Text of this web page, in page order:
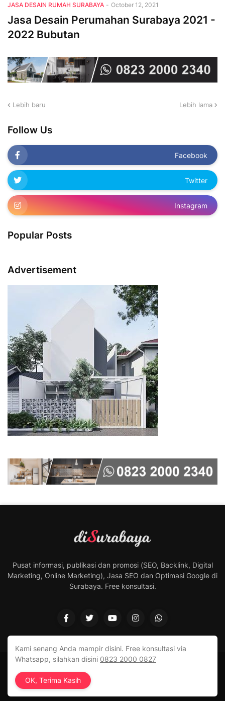
JASA DESAIN RUMAH SURABAYA - October 12, 2021
Jasa Desain Perumahan Surabaya 2021 -
2022 Bubutan
Lebih baru Lebih lama
Follow Us
Facebook
Twitter
Instagram
Popular Posts
Advertisement
Pusat informasi, publikasi dan promosi (SEO, Backlink, Digital
Marketing, Online Marketing), Jasa SEO dan Optimasi Google di
Surabaya. Free konsultasi.
About
Kami senang Anda mampir disini. Free konsultasi via
Whatsapp, silahkan disini 0823 2000 0827
OK, Terima Kasih